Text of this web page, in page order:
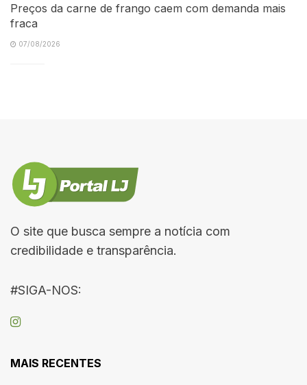
Preços da carne de frango caem com demanda mais
fraca
07/08/2026
O site que busca sempre a notícia com
credibilidade e transparência.
#SIGA-NOS:
MAIS RECENTES